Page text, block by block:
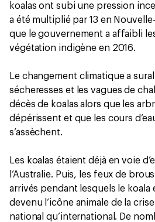
koalas ont subi une pression
a été multiplié par 13 en
que le gouvernement a affaibli
végétation indigène en 2016.
Le changement climatique a
sécheresses et les vagues de
décès de koalas alors que les
dépérissent et que les cours
s’assèchent.
Les koalas étaient déjà en voie
l’Australie. Puis, les feux de
arrivés pendant lesquels le koala
devenu l’icône animale de la
national qu’international. De